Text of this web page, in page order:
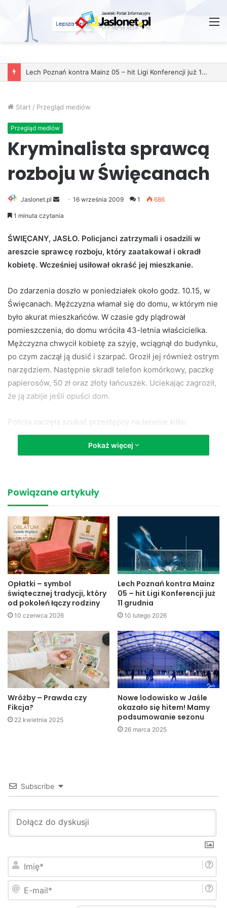
Start / Przegląd mediów
Przegląd mediów
Kryminalista sprawcą
rozboju w Święcanach
Jaslonet.pl
e
d
a
n
i
l
16 września 2009 1 686
1 minuta czytania
ŚWIĘCANY, JASŁO. Policjanci zatrzymali i osadzili w
areszcie sprawcę rozboju, który zaatakował i okradł
kobietę. Wcześniej usiłował okraść jej mieszkanie.
Do zdarzenia doszło w poniedziałek około godz. 10.15, w
Święcanach. Mężczyzna włamał się do domu, w którym nie
było akurat mieszkańców. W czasie gdy plądrował
pomieszczenia, do domu wróciła 43-letnia właścicielka.
Mężczyzna chwycił kobietę za szyję, wciągnął do budynku,
po czym zaczął ją dusić i szarpać. Groził jej również ostrym
narzędziem. Następnie skradł telefon komórkowy, paczkę
papierosów, 50 zł oraz złoty łańcuszek. Uciekając zagroził,
że ją zabije jeśli opuści dom.
Policja zaczęła szukać przestępcy na terenie kilku
powiatów. W wyniku zasadzki zatrzymano i osadzono w
aresztach Komendy Powiatowej Policji w Jaśle, 50-
Mężczyzna był wcześniej wielokrotnie karany za włamania
i rozboje na terenie Polski południowej. Przesiedział w
przestępstwo grozi mu kara do 15 lat pozbawienia
wolności.
ac
Super Nowości
Pokaż więcej
Powiązane artykuły
Opłatki – symbol
świątecznej tradycji, który
od pokoleń łączy rodziny
10 czerwca 2026
Lech Poznań kontra Mainz
05 – hit Ligi Konferencji już
11 grudnia
10 lutego 2026
Wróżby – Prawda czy
Fikcja?
22 kwietnia 2025
Nowe lodowisko w Jaśle
okazało się hitem! Mamy
podsumowanie sezonu
26 marca 2025
Subscribe
i
m